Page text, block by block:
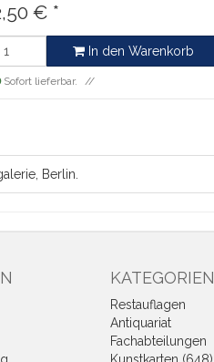
€ *
In den Warenkorb
Sofort lieferbar.
Berlin.
KATEGORIEN
Restauflagen
Antiquariat
Fachabteilungen